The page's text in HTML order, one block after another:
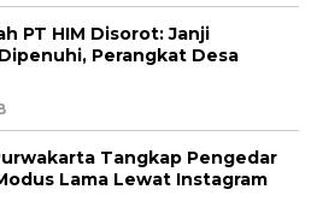
PT HIM Disorot: Janji
Perangkat Desa
Tangkap Pengedar
Lama Lewat Instagram